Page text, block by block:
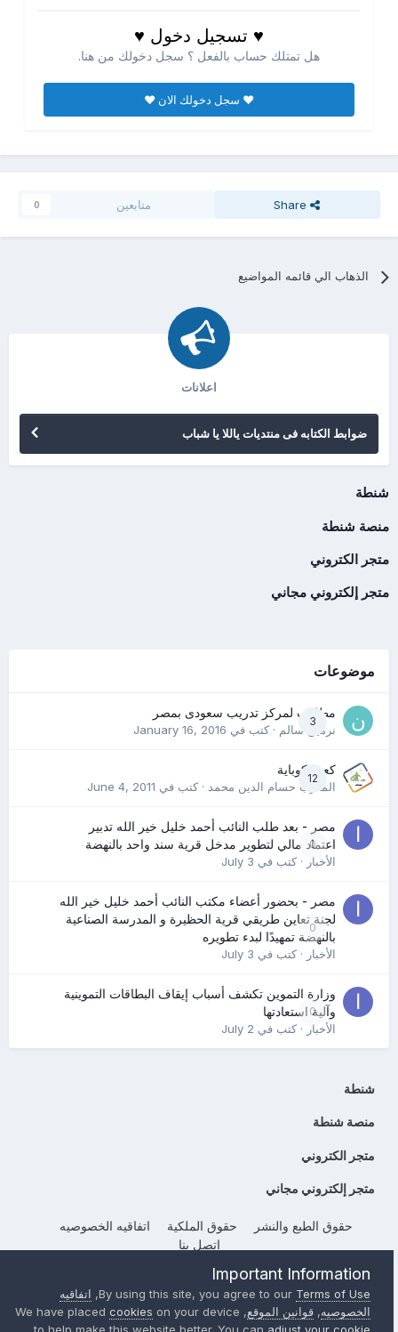
♥ تسجيل دخول ♥
هل تمتلك حساب بالفعل ؟ سجل دخولك من هنا.
♥ سجل دخولك الان ♥
Share متابعين 0
الذهاب الي قائمه المواضيع
اعلانات
ضوابط الكتابه فى منتديات ياللا يا شباب
شنطة
منصة شنطة
متجر الكتروني
متجر إلكتروني مجاني
موضوعات
3
مطلوب لمركز تدريب سعودى بمصر
نرمين سالم· كتب في January 16, 2016
12
كعب كوباية
المدرب حسام الدين محمد· كتب في June 4, 2011
0
مصر - بعد طلب النائب أحمد خليل خير الله تدبير
اعتماد مالي لتطوير مدخل قرية سند واحد بالنهضة
الأخبار· كتب في July 3
0
مصر - بحضور أعضاء مكتب النائب أحمد خليل خير الله
لجنة تعاين طريقي قرية الحظيرة و المدرسة الصناعية
بالنهضة تمهيدًا لبدء تطويره
الأخبار· كتب في July 3
0
وزارة التموين تكشف أسباب إيقاف البطاقات التموينية
وآلية استعادتها
الأخبار· كتب في July 2
شنطة
منصة شنطة
متجر الكتروني
متجر إلكتروني مجاني
حقوق الطبع والنشر حقوق الملكية
اتفاقيه الخصوصيه
إتصل بنا
Powered by Invision CommunityImportant Information
By using this site, you agree to ourTerms of Use
, اتفاقيه
الخصوصيه, قوانين الموقع, We have placed
cookies on your device